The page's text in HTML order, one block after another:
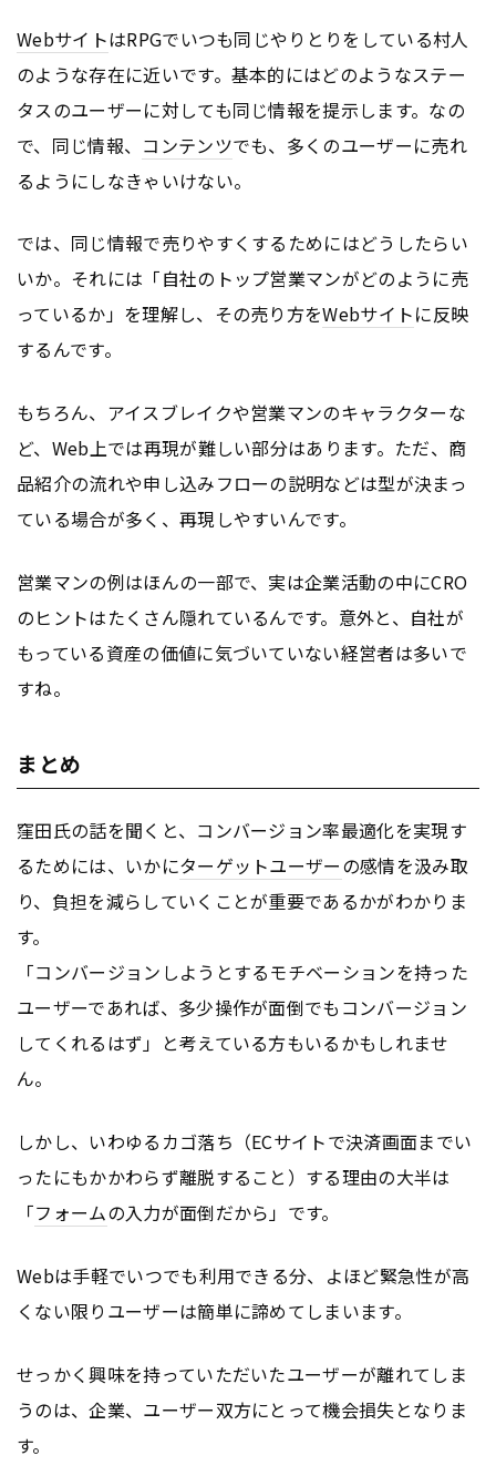
WebサイトはRPGでいつも同じやりとりをしている村人
のような存在に近いです。基本的にはどのようなステー
タスのユーザーに対しても同じ情報を提示します。なの
で、同じ情報、 コンテンツでも、多くのユーザーに売れ
るようにしなきゃいけない。
では、同じ情報で売りやすくするためにはどうしたらい
いか。それには「自社のトップ営業マンがどのように売
っているか」を理解し、その売り方をWebサイトに反映
するんです。
もちろん、アイスブレイクや営業マンのキャラクターな
ど、Web上では再現が難しい部分はあります。ただ、商
品紹介の流れや申し込みフローの説明などは型が決まっ
ている場合が多く、再現しやすいんです。
営業マンの例はほんの一部で、実は企業活動の中にCRO
のヒントはたくさん隠れているんです。意外と、自社が
もっている資産の価値に気づいていない経営者は多いで
すね。
まとめ
窪田氏の話を聞くと、コンバージョン率最適化を実現す
るためには、いかにターゲットユーザーの感情を汲み取
り、負担を減らしていくことが重要であるかがわかりま
す。
「コンバージョンしようとするモチベーションを持った
ユーザーであれば、多少操作が面倒でもコンバージョン
してくれるはず」と考えている方もいるかもしれませ
ん。
しかし、いわゆるカゴ落ち（ECサイトで決済画面までい
ったにもかかわらず離脱すること）する理由の大半は
「フォームの入力が面倒だから」です。
Webは手軽でいつでも利用できる分、よほど緊急性が高
くない限りユーザーは簡単に諦めてしまいます。
せっかく興味を持っていただいたユーザーが離れてしま
うのは、企業、ユーザー双方にとって機会損失となりま
す。